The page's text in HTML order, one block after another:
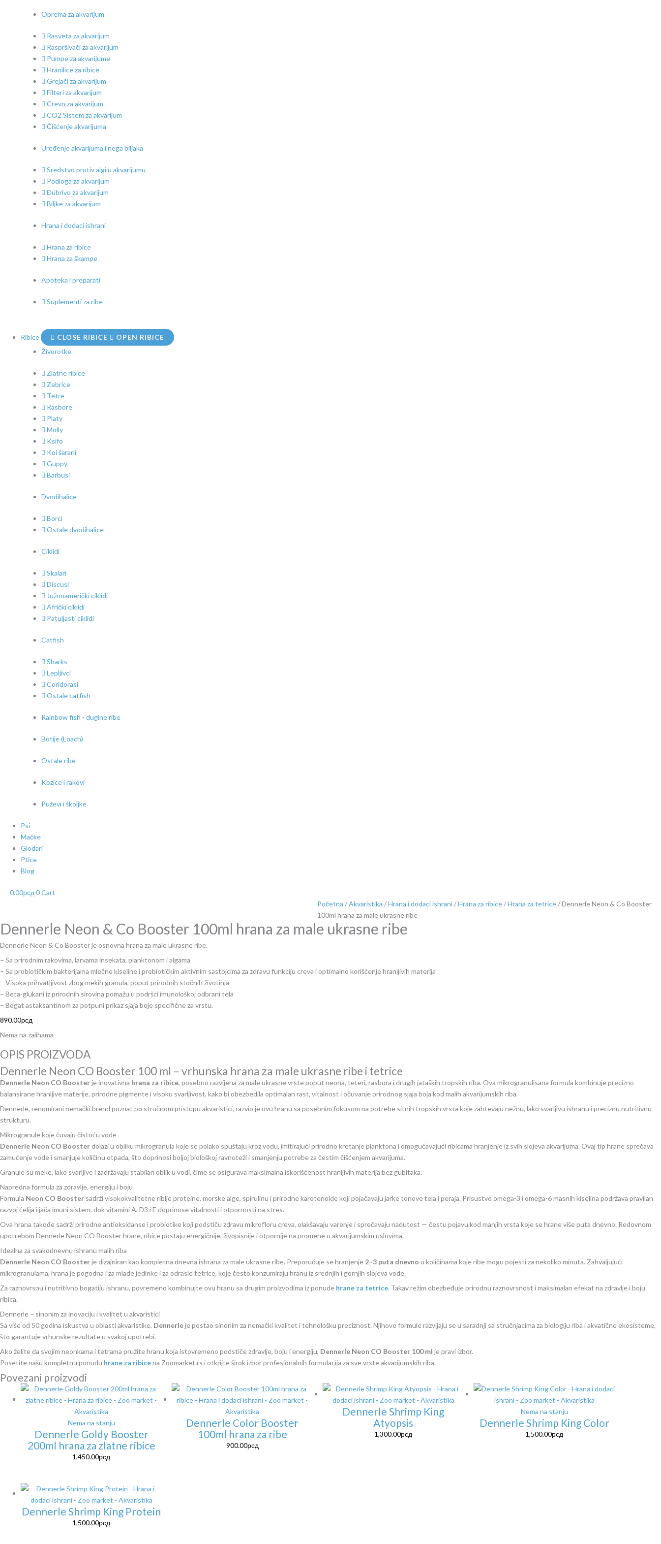
Oprema za akvarijum
Rasveta za akvarijum
Raspršivači za akvarijum
Pumpe za akvarijume
Hranilice za ribice
Grejači za akvarijum
Filteri za akvarijum
Crevo za akvarijum
CO2 Sistem za akvarijum
Čišćenje akvarijuma
Uređenje akvarijuma i nega biljaka
Sredstvo protiv algi u akvarijumu
Podloga za akvarijum
Đubrivo za akvarijum
Biljke za akvarijum
Hrana i dodaci ishrani
Hrana za ribice
Hrana za škampe
Apoteka i preparati
Suplementi za ribe
Ribice CLOSE RIBICE
OPEN RIBICE
Živorotke
Zlatne ribice
Zebrice
Tetre
Rasbore
Platy
Molly
Ksifo
Koi šarani
Guppy
Barbusi
Dvodihalice
Borci
Ostale dvodihalice
Ciklidi
Skalari
Discusi
Južnoamerički ciklidi
Afrički ciklidi
Patuljasti ciklidi
Catfish
Sharks
Lepljivci
Coridorasi
Ostale catfish
Rainbow fish - dugine ribe
Botije (Loach)
Ostale ribe
Kozice i rakovi
Puževi i školjke
Psi
Mačke
Glodari
Ptice
Blog
0.00рсд 0Cart
Početna /Akvaristika /Hrana i dodaci ishrani/Hrana za ribice/Hrana za tetrice/ Dennerle Neon & Co Booster
100ml hrana za male ukrasne ribe
Dennerle Neon & Co Booster 100ml hrana za male ukrasne ribe
Dennerle Neon & Co Booster je osnovna hrana za male ukrasne ribe.
– Sa prirodnim rakovima, larvama insekata, planktonom i algama
– Sa probiotičkim bakterijama mlečne kiseline i prebiotičkim aktivnim sastojcima za zdravu funkciju creva i optimalno korišćenje hranljivih materija
– Visoka prihvatljivost zbog mekih granula, poput prirodnih stočnih životinja
– Beta-glukani iz prirodnih sirovina pomažu u podršci imunološkoj odbrani tela
– Bogat astaksantinom za potpuni prikaz sjaja boje specifične za vrstu.
890.00рсд
Nema na zalihama
OPIS PROIZVODA
Dennerle Neon CO Booster 100 ml – vrhunska hrana za male ukrasne ribe i tetrice
Dennerle Neon CO Boosterje inovativna hrana za ribice, posebno razvijena za male ukrasne vrste poput neona, teteri, rasbora i drugih jataških tropskih riba. Ova mikrogranulisana formula kombinuje precizno
balansirane hranljive materije, prirodne pigmente i visoku svarljivost, kako bi obezbedila optimalan rast, vitalnost i očuvanje prirodnog sjaja boja kod malih akvarijumskih riba.
Dennerle, renomirani nemački brend poznat po stručnom pristupu akvaristici, razvio je ovu hranu sa posebnim fokusom na potrebe sitnih tropskih vrsta koje zahtevaju nežnu, lako svarljivu ishranu i preciznu nutritivnu
strukturu.
Mikrogranule koje čuvaju čistoću vode
Dennerle Neon CO Boosterdolazi u obliku mikrogranula koje se polako spuštaju kroz vodu, imitirajući prirodno kretanje planktona i omogućavajući ribicama hranjenje iz svih slojeva akvarijuma. Ovaj tip hrane sprečava
zamućenje vode i smanjuje količinu otpada, što doprinosi boljoj biološkoj ravnoteži i smanjenju potrebe za čestim čišćenjem akvarijuma.
Granule su meke, lako svarljive i zadržavaju stabilan oblik u vodi, čime se osigurava maksimalna iskorišćenost hranljivih materija bez gubitaka.
Napredna formula za zdravlje, energiju i boju
Formula Neon CO Booster sadrži visokokvalitetne riblje proteine, morske alge, spirulinu i prirodne karotenoide koji pojačavaju jarke tonove tela i peraja. Prisustvo omega-3 i omega-6 masnih kiselina podržava pravilan
razvoj ćelija i jača imuni sistem, dok vitamini A, D3 i E doprinose vitalnosti i otpornosti na stres.
Ova hrana takođe sadrži prirodne antioksidanse i probiotike koji podstiču zdravu mikrofloru creva, olakšavaju varenje i sprečavaju nadutost — čestu pojavu kod manjih vrsta koje se hrane više puta dnevno. Redovnom
upotrebom Dennerle Neon CO Booster hrane, ribice postaju energičnije, živopisnije i otpornije na promene u akvarijumskim uslovima.
Idealna za svakodnevnu ishranu malih riba
Dennerle Neon CO Boosterje dizajniran kao kompletna dnevna ishrana za male ukrasne ribe. Preporučuje se hranjenje 2–3 puta dnevno u količinama koje ribe mogu pojesti za nekoliko minuta. Zahvaljujući
mikrogranulama, hrana je pogodna i za mlade jedinke i za odrasle tetrice, koje često konzumiraju hranu iz srednjih i gornjih slojeva vode.
Za raznovrsnu i nutritivno bogatiju ishranu, povremeno kombinujte ovu hranu sa drugim proizvodima iz ponude hrane za tetrice. Takav režim obezbeđuje prirodnu raznovrsnost i maksimalan efekat na zdravlje i boju
ribica.
Dennerle – sinonim za inovaciju i kvalitet u akvaristici
Sa više od 50 godina iskustva u oblasti akvaristike, Dennerleje postao sinonim za nemački kvalitet i tehnološku preciznost. Njihove formule razvijaju se u saradnji sa stručnjacima za biologiju riba i akvatične ekosisteme,
što garantuje vrhunske rezultate u svakoj upotrebi.
Ako želite da svojim neonkama i tetrama pružite hranu koja istovremeno podstiče zdravlje, boju i energiju, Dennerle Neon CO Booster 100 ml je pravi izbor.
Posetite našu kompletnu ponudu hrane za ribicena Zoomarket.rs i otkrijte širok izbor profesionalnih formulacija za sve vrste akvarijumskih riba.
Povezani proizvodi
Nema na stanju
Dennerle Goldy Booster
200ml hrana za zlatne ribice
1,450.00рсд
Dennerle Color Booster
100ml hrana za ribe
900.00рсд
Dennerle Shrimp King
Atyopsis
1,300.00рсд
Nema na stanju
Dennerle Shrimp King Color
1,500.00рсд
Dennerle Shrimp King Protein
1,500.00рсд